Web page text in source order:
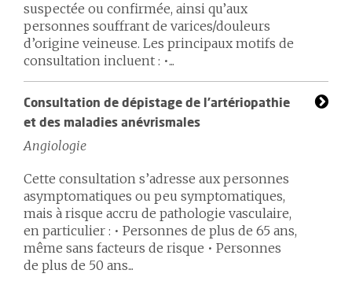
suspectée ou confirmée, ainsi qu’aux
personnes souffrant de varices/douleurs
d’origine veineuse. Les principaux motifs de
consultation incluent : •...
Consultation de dépistage de l’artériopathie
et des maladies anévrismales
Angiologie
Cette consultation s’adresse aux personnes
asymptomatiques ou peu symptomatiques,
mais à risque accru de pathologie vasculaire,
en particulier : • Personnes de plus de 65 ans,
même sans facteurs de risque • Personnes
de plus de 50 ans...